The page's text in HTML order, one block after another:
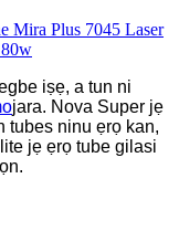
iṣẹ, a tun ni
jara. Nova Super jẹ
tubes ninu ẹrọ kan,
jẹ ẹrọ tube gilasi